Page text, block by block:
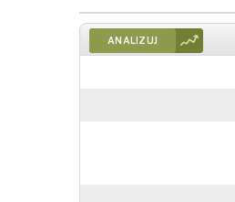
ANALIZUJ